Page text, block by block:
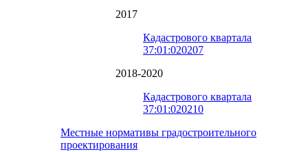
2017
Кадастрового квартала
37:01:020207
2018-2020
Кадастрового квартала
37:01:020210
Местные нормативы градостроительного
проектирования